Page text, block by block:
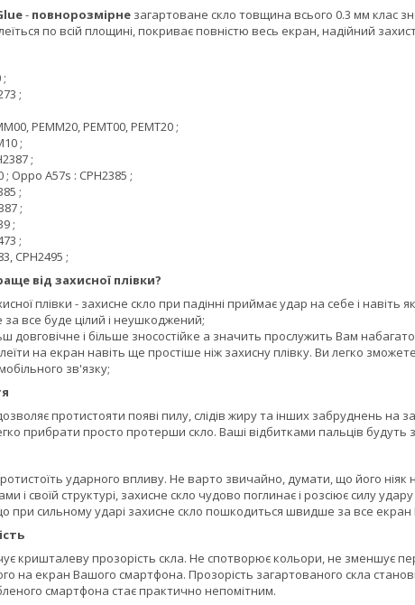
- повнорозмірне загартоване скло товщина всього 0.3 мм клас
по всій площині, покриває повністю весь екран, надійний
;
;
PEMM20, PEMT00, PEMT20 ;
;
;
; Oppo A57s : CPH2385 ;
;
;
;
;
CPH2495 ;
від захисної плівки?
плівки - захисне скло при падінні приймає удар на себе і
все буде цілий і неушкоджений;
довговічне і більше зносостійке а значить прослужить Вам
на екран навіть ще простіше ніж захисну плівку. Ви легко
зв'язку;
протистояти появі пилу, слідів жиру та інших забруднень на
прибрати просто протерши скло. Ваші відбитками пальців будуть
ударного впливу. Не варто звичайно, думати, що його
і своїй структурі, захисне скло чудово поглинає і розсіює силу
при сильному ударі захисне скло пошкодиться швидше за все
кришталеву прозорість скла. Не спотворює кольори, не зменшує
на екран Вашого смартфона. Прозорість загартованого скла
смартфона стає практично непомітним.